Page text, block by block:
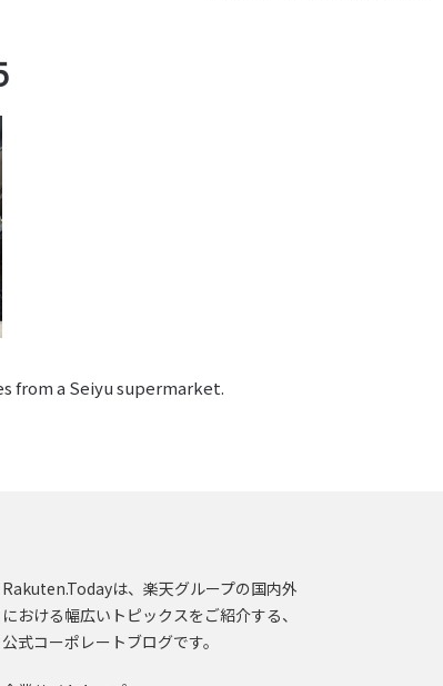
from a Seiyu supermarket.
Rakuten.Todayは、楽天グループの国内外
における幅広いトピックスをご紹介する、
公式コーポレートブログです。